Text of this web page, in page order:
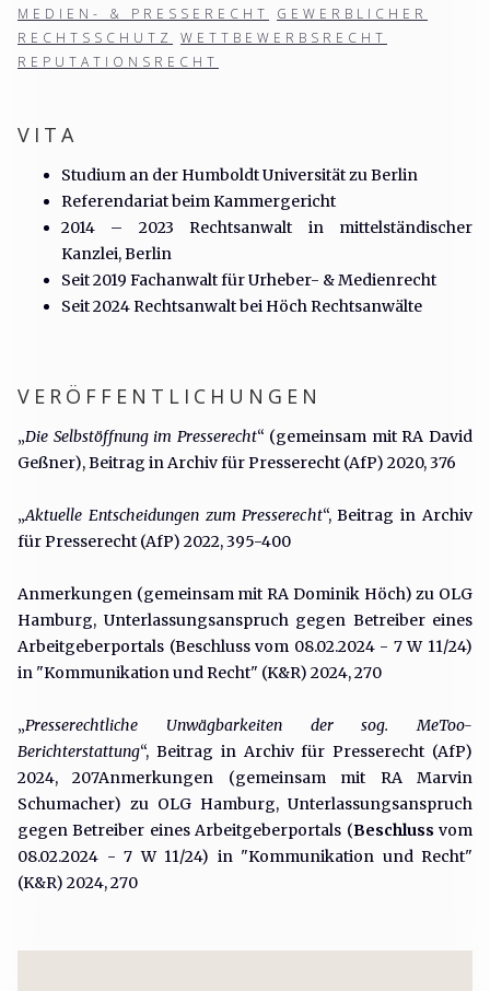
MEDIEN- & PRESSERECHT
GEWERBLICHER
RECHTSSCHUTZ
WETTBEWERBSRECHT
REPUTATIONSRECHT
VITA
Studium an der Humboldt Universität zu Berlin
Referendariat beim Kammergericht
2014 – 2023 Rechtsanwalt in mittelständischer
Kanzlei, Berlin
Seit 2019 Fachanwalt für Urheber- & Medienrecht
Seit 2024 Rechtsanwalt bei Höch Rechtsanwälte
VERÖFFENTLICHUNGEN
„Die Selbstöffnung im Presserecht“ (gemeinsam mit RA David
Geßner), Beitrag in Archiv für Presserecht (AfP) 2020, 376
„Aktuelle Entscheidungen zum Presserecht“, Beitrag in Archiv
für Presserecht (AfP) 2022, 395-400
Anmerkungen (gemeinsam mit RA Dominik Höch) zu OLG
Hamburg, Unterlassungsanspruch gegen Betreiber eines
Arbeitgeberportals (Beschluss vom 08.02.2024 - 7 W 11/24)
in "Kommunikation und Recht" (K&R) 2024, 270
„Presserechtliche Unwägbarkeiten der sog. MeToo-
Berichterstattung“, Beitrag in Archiv für Presserecht (AfP)
2024, 207Anmerkungen (gemeinsam mit RA Marvin
Schumacher) zu OLG Hamburg, Unterlassungsanspruch
gegen Betreiber eines Arbeitgeberportals (Beschluss vom
08.02.2024 - 7 W 11/24) in "Kommunikation und Recht"
(K&R) 2024, 270